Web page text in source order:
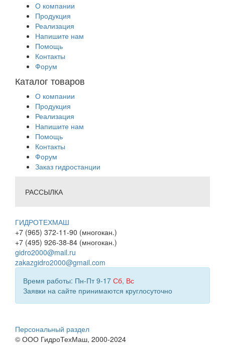
О компании
Продукция
Реализация
Напишите нам
Помощь
Контакты
Форум
Каталог товаров
О компании
Продукция
Реализация
Напишите нам
Помощь
Контакты
Форум
Заказ гидростанции
РАССЫЛКА
ГИДРОТЕХМАШ
+7 (965) 372-11-90 (многокан.)
+7 (495) 926-38-84 (многокан.)
gidro2000@mail.ru
zakazgidro2000@gmail.com
Время работы: Пн-Пт 9-17 Сб, Вс
Заявки на сайте принимаются круглосуточно
Персональный раздел
© ООО ГидроТехМаш, 2000-2024